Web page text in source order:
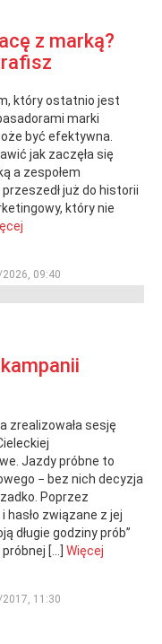
z marką?
który ostatnio jest
marki
być efektywna.
jak zaczęła się
a zespołem
już do historii
który nie
09:40
zrealizowała sesję
Jazdy próbne to
− bez nich decyzja
Poprzez
hasło związane z jej
długie godziny prób”
[…] Więcej
11:30